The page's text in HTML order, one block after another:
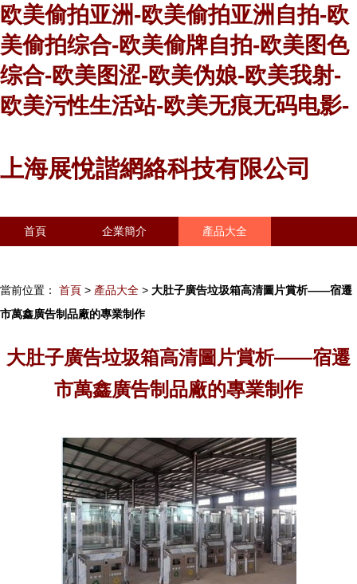
欧美偷拍亚洲-欧美偷拍亚洲自拍-欧
美偷拍综合-欧美偷牌自拍-欧美图色
综合-欧美图涩-欧美伪娘-欧美我射-
欧美污性生活站-欧美无痕无码电影-
上海展悅諧網絡科技有限公司
首頁 企業簡介 產品大全
當前位置： 首頁 > 產品大全 > 大肚子廣告垃圾箱高清圖片賞析——宿遷
市萬鑫廣告制品廠的專業制作
大肚子廣告垃圾箱高清圖片賞析——宿遷
市萬鑫廣告制品廠的專業制作